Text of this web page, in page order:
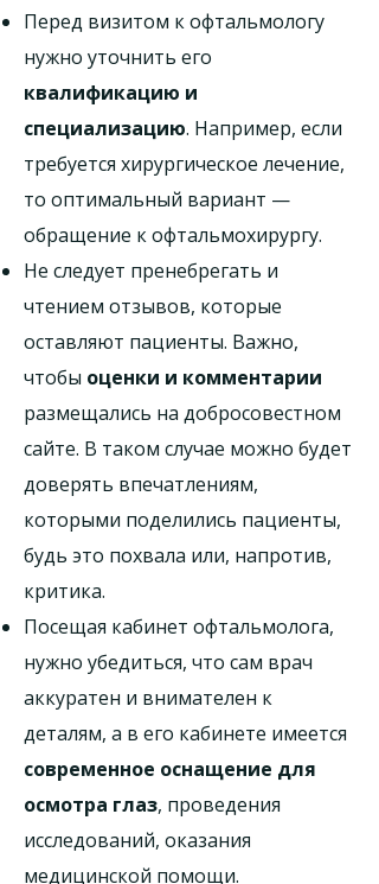
Перед визитом к офтальмологу
нужно уточнить его
квалификацию и
специализацию. Например, если
требуется хирургическое лечение,
то оптимальный вариант —
обращение к офтальмохирургу.
Не следует пренебрегать и
чтением отзывов, которые
оставляют пациенты. Важно,
чтобы оценки и комментарии
размещались на добросовестном
сайте. В таком случае можно будет
доверять впечатлениям,
которыми поделились пациенты,
будь это похвала или, напротив,
критика.
Посещая кабинет офтальмолога,
нужно убедиться, что сам врач
аккуратен и внимателен к
деталям, а в его кабинете имеется
современное оснащение для
осмотра глаз, проведения
исследований, оказания
медицинской помощи.